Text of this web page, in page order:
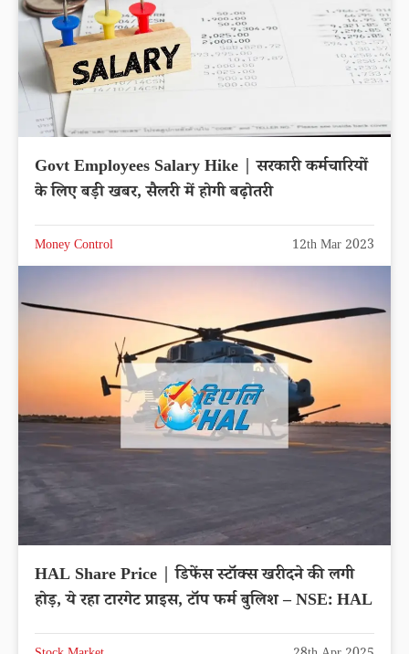
Govt Employees Salary Hike | सरकारी कर्मचारियों
के लिए बड़ी खबर, सैलरी में होगी बढ़ोतरी
Money Control 12th Mar 2023
HAL Share Price | डिफेंस स्टॉक्स खरीदने की लगी
होड़, ये रहा टारगेट प्राइस, टॉप फर्म बुलिश – NSE: HAL